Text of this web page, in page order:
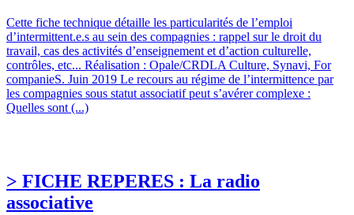
Cette fiche technique détaille les particularités de l’emploi
d’intermittent.e.s au sein des compagnies : rappel sur le droit du
travail, cas des activités d’enseignement et d’action culturelle,
contrôles, etc... Réalisation : Opale/CRDLA Culture, Synavi, For
companieS. Juin 2019 Le recours au régime de l’intermittence par
les compagnies sous statut associatif peut s’avérer complexe :
Quelles sont (...)
> FICHE REPERES : La radio
associative